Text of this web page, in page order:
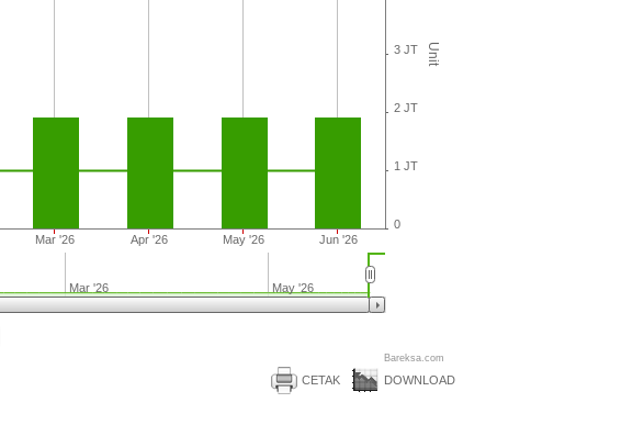
Unit
Mar '26 Apr '26 May '26 Jun '26
0
1 JT
2 JT
3 JT
Mar '26 May '26
Bareksa.com
CETAK DOWNLOAD